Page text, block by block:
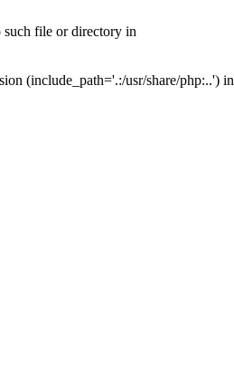
such file or directory in
(include_path='.:/usr/share/php:..') in